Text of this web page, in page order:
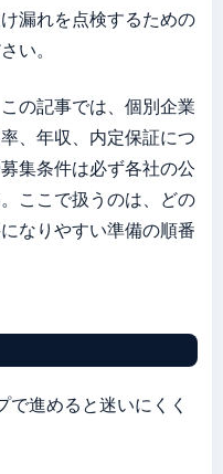
漏れを点検するための
い。
の記事では、個別企業
、年収、内定保証につ
集条件は必ず各社の公
ここで扱うのは、どの
なりやすい準備の順番
で進めると迷いにくく